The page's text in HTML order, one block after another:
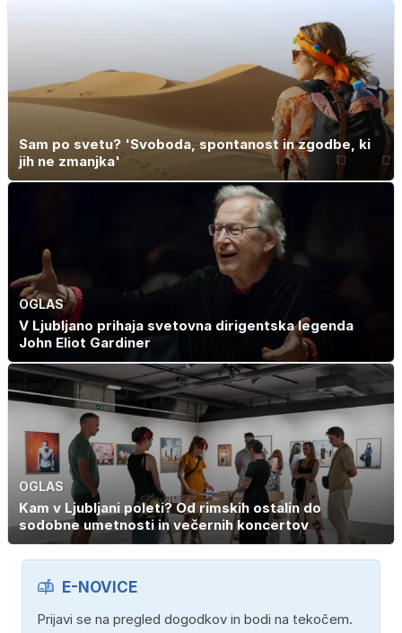
Sam po svetu? 'Svoboda, spontanost in zgodbe, ki
jih ne zmanjka'
OGLAS
V Ljubljano prihaja svetovna dirigentska legenda
John Eliot Gardiner
OGLAS
Kam v Ljubljani poleti? Od rimskih ostalin do
sodobne umetnosti in večernih koncertov
E-NOVICE
Prijavi se na pregled dogodkov in bodi na tekočem.